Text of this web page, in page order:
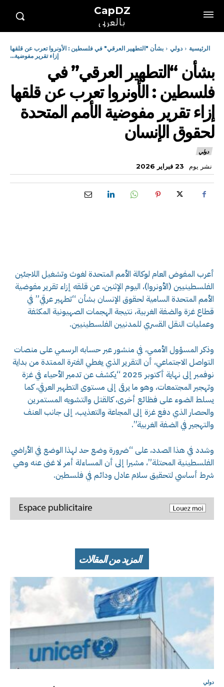
CapDZ
بالعربي
الرئيسية دولي
بشأن "التطهير العرقي" في فلسطين : الأونروا تعرب عن قلقها
إزاء تقرير مفوضية...
بشأن “التطهير العرقي” في
فلسطين : الأونروا تعرب عن قلقها
إزاء تقرير مفوضية الأمم المتحدة
لحقوق الإنسان
دولي
نشر يوم 23 فبراير 2026
أعرب المفوض العام لوكالة الأمم المتحدة لغوث وتشغيل اللاجئين
الفلسطينيين (الأونروا)، اليوم الإثنين، عن قلقه إزاء تقرير مفوضية
الأمم المتحدة السامية لحقوق الإنسان بشأن “تطهير عرقي” في
قطاع غزة والضفة الغربية، نتيجة الهجمات الصهيونية المكثفة
وعمليات النقل القسري للمدنيين الفلسطينيين.
وذكر المسؤول الأممي، في منشور عبر حسابه الرسمي على منصات
التواصل الاجتماعي، أن التقرير الذي يغطي الفترة الممتدة من بداية
نوفمبر إلى نهاية أكتوبر 2025 “يكشف عن تدمير الأحياء في غزة
وتهجير المجتمعات، وهو ما يرقى إلى مستوى التطهير العرقي، كما
يسلط الضوء على فظائع أخرى، كالقتل والتشويه المستمرين
والحصار الذي دفع غزة إلى المجاعة والتعذيب، إلى جانب العنف
والتهجير في الضفة الغربية”.
وشدد في هذا الصدد، على “ضرورة وضع حد لهذا الوضع في الأراضي
الفلسطينية المحتلة”، مشيرا إلى أن المساءلة أمر لا غنى عنه وهي
شرط أساسي لتحقيق سلام عادل ودائم في فلسطين.
المزيد من المقالات
دولي